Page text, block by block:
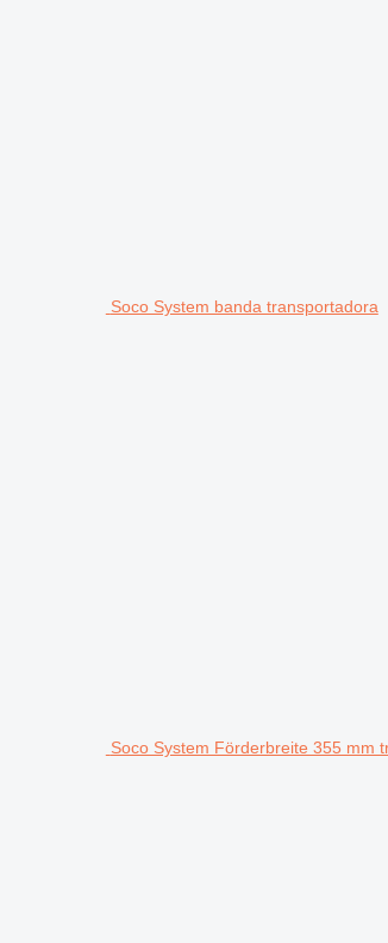
Soco System banda transportadora
Soco System Förderbreite 355 mm